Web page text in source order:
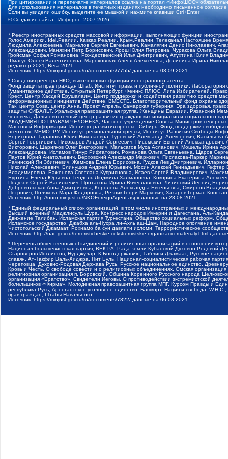
При цитировании и перепечатке материалов ссылка на портал «ИнфоШОС»
Для использования материалов в печатных изданиях необходимо письменное
Если вы увидели ошибку, выделите ее мышкой и нажмите клавиши Ctrl+Enter
©Создание сайта - Инфорос, 2007-2026
* Реестр иностранных средств массовой информации, выполняющих функции
Голос Америки, Idel.Реалии, Кавказ.Реалии, Крым.Реалии, Телеканал Настоящее
Людмила Алексеевна, Маркелов Сергей Евгеньевич, Камалягин Денис Николаевич,
Александрович, Маняхин Петр Борисович, Ярош Юлия Петровна, Чуракова Ольга
Гройсман Софья Романовна, Рождественский Илья Дмитриевич, Апухтина Юлия
Шмагун Олеся Валентиновна, Мароховская Алеся Алексеевна, Долинина Ирина
редактор 2021, Вега 2021
Источник: https://minjust.gov.ru/ru/documents/7755/ данные на 03.09.2021
* Сведения реестра НКО, выполняющих функции иностранного агента:
Фонд защиты прав граждан Штаб, Институт права и публичной политики,
Гуманитарное действие, Открытый Петербург, Феникс ПЛЮС, Лига Избирателей,
Крест, Центр Хасдей Ерушалаим, Центр поддержки и содействия развитию средств
информационных инициатив Действие, ВМЕСТЕ, Благотворительный фонд охраны
Так, центр Сова, центр Анна, Проект Апрель, Самарская губерния, Эра здоровья,
защиты СИБАЛЬТ, Уральская правозащитная группа, Женщины Евразии, Рязанский
человека, Дальневосточный центр развития гражданских инициатив и социального
АКАДЕМИЯ ПО ПРАВАМ ЧЕЛОВЕКА, Частное учреждение Совета Министров северных
Массовой Информации, Институт развития прессы - Сибирь, Фонд поддержки
агентство МЕМО. РУ, Институт региональной прессы, Институт Развития Свободы
Борисовна, Таранова Юлия Николаевна, Туровский Александр Алексеевич,
Сергей Георгиевич, Пивоваров Андрей Сергеевич, Писемский Евгений
Викторович, Шарипков Олег Викторович, Мальсагов Муса Асланович, Мошель Ирина
Александровна, Исламов Тимур Рифгатович, Романова Ольга Евгеньевна, Щаров
Паутов Юрий Анатольевич, Верховский Александр Маркович, Пислакова-Паркер
Рачинский Ян Збигневич, Жемкова Елена Борисовна, Гудков Лев Дмитриевич,
Николай Алексеевич, Блинушов Андрей Юрьевич, Мосин Алексей Геннадьевич,
Владимировна, Баженова Светлана Куприяновна, Исаев Сергей Владимирович,
Буртина Елена Юрьевна, Гендель Людмила Залмановна, Кокорина Екатерина
Подузов Сергей Васильевич, Протасова Ирина Вячеславовна, Литинский Леонид
Добровольская Анна Дмитриевна, Королева Александра Евгеньевна, Смирнов
Петрович, Полякова Мара Федоровна, Резник Генри Маркович, Захаров Герман
Источник: http://unro.minjust.ru/NKOForeignAgent.aspx данные на 28.08.2021
* Единый федеральный список организаций, в том числе иностранных и
Высший военный Маджлисуль Шура, Конгресс народов Ичкерии и Дагестана, Аль-
Движение Талибан, Исламская партия Туркестана, Общество социальных реформ,
Исламское государство, Джабха аль-Нусра ли-Ахль аш-Шам, Народное ополчение
Чистопольский Джамаат, Рохнамо ба суи давлати исломи, Террористическое
Источник: http://nac.gov.ru/terroristicheskie-i-ekstremistskie-organizacii-i-materialy.html
* Перечень общественных объединений и религиозных организаций в отношении
Национал-большевистская партия, ВЕК РА, Рада земли Кубанской Духовно Родовой
Староверов-Инглингов, Нурджулар, К Богодержавию, Таблиги Джамаат, Русское
славян, Ат-Такфир Валь-Хиджра, Пит Буль, Национал-социалистическая рабочая
Череповца, Духовно-Родовая Держава Русь, Русское национальное единство,
Кровь и Честь, О свободе совести и о религиозных объединениях, Омская
религиозная организация п. Боровский, Община Коренного Русского народа
организация «Братство», Свидетели Иеговы, О противодействии экстремистской
болельщиков «Фирма», Молодежная правозащитная группа МПГ, Курсом Правды и
республика Русь, Арестантское уголовное единство, Башкорт, Нация и свобода,
прав граждан, Штабы Навального
Источник: https://minjust.gov.ru/ru/documents/7822/ данные на 06.08.2021